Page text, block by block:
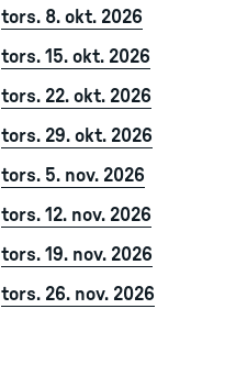
tors. 8. okt. 2026
tors. 15. okt. 2026
tors. 22. okt. 2026
tors. 29. okt. 2026
tors. 5. nov. 2026
tors. 12. nov. 2026
tors. 19. nov. 2026
tors. 26. nov. 2026